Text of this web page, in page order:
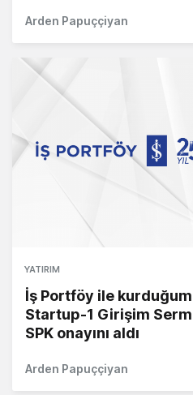
Arden Papuççiyan
YATIRIM
İş Portföy ile
Startup-1 Girişim
SPK onayını aldı
Arden Papuççiyan